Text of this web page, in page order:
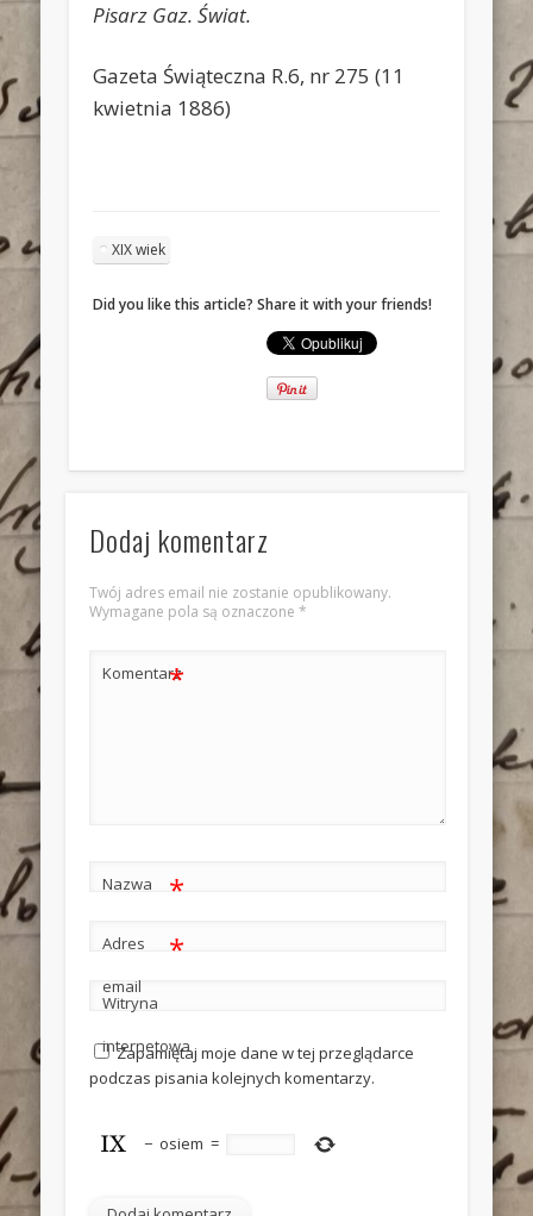
Pisarz Gaz. Świat.
Gazeta Świąteczna R.6, nr 275 (11
kwietnia 1886)
XIX wiek
Did you like this article? Share it with your friends!
Dodaj komentarz
Twój adres email nie zostanie opublikowany.
Wymagane pola są oznaczone *
Komentarz
*
Nazwa *
Adres
email
*
Witryna
internetowa
Zapamiętaj moje dane w tej przeglądarce
podczas pisania kolejnych komentarzy.
− osiem =